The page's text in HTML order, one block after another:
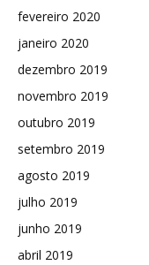
fevereiro 2020
janeiro 2020
dezembro 2019
novembro 2019
outubro 2019
setembro 2019
agosto 2019
julho 2019
junho 2019
abril 2019